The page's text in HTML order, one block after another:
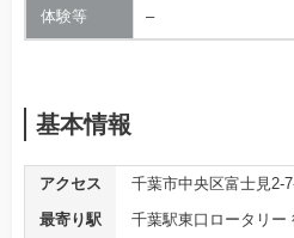
体験等 –
基本情報
アクセス
千葉市中央区富士見2-
最寄り駅
千葉駅東口ロータリー